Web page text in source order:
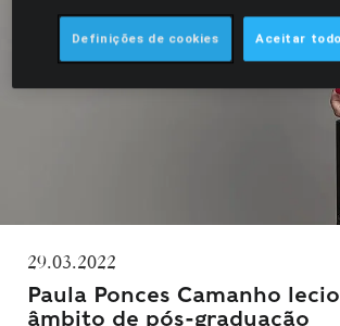
29.03.2022
Paula Ponces Camanho
âmbito de pós-graduação
Definições de cookies Aceitar